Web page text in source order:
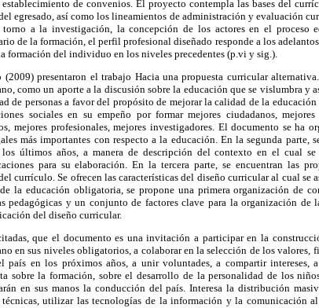
de convenios. El proyecto contempla las bases del
egresado, así como los lineamientos de administración y evaluación
a la investigación, la concepción de los actores en el proceso
de la formación, el perfil profesional diseñado responde a los
formación del individuo en los niveles precedentes (p.vi y sig.).
presentaron el trabajo Hacia una propuesta curricular
como un aporte a la discusión sobre la educación que se vislumbra y
de personas a favor del propósito de mejorar la calidad de la
sociales en su empeño por formar mejores ciudadanos,
mejores profesionales, mejores investigadores. El documento se ha
más importantes con respecto a la educación. En la segunda parte,
últimos años, a manera de descripción del contexto en el cual
para su elaboración. En la tercera parte, se encuentran las
currículo. Se ofrecen las características del diseño curricular al cual se
la educación obligatoria, se propone una primera organización de
pedagógicas y un conjunto de factores clave para la organización de
del diseño curricular.
que el documento es una invitación a participar en la
en sus niveles obligatorios, a colaborar en la selección de los valores,
país en los próximos años, a unir voluntades, a compartir intereses,
sobre la formación, sobre el desarrollo de la personalidad de los
en sus manos la conducción del país. Interesa la distribución
técnicas, utilizar las tecnologías de la información y la comunicación